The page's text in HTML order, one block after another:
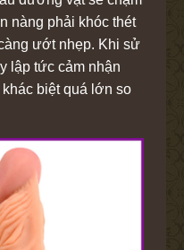
nàng phải khóc thét
ướt nhẹp. Khi sử
lập tức cảm nhận
biệt quá lớn so